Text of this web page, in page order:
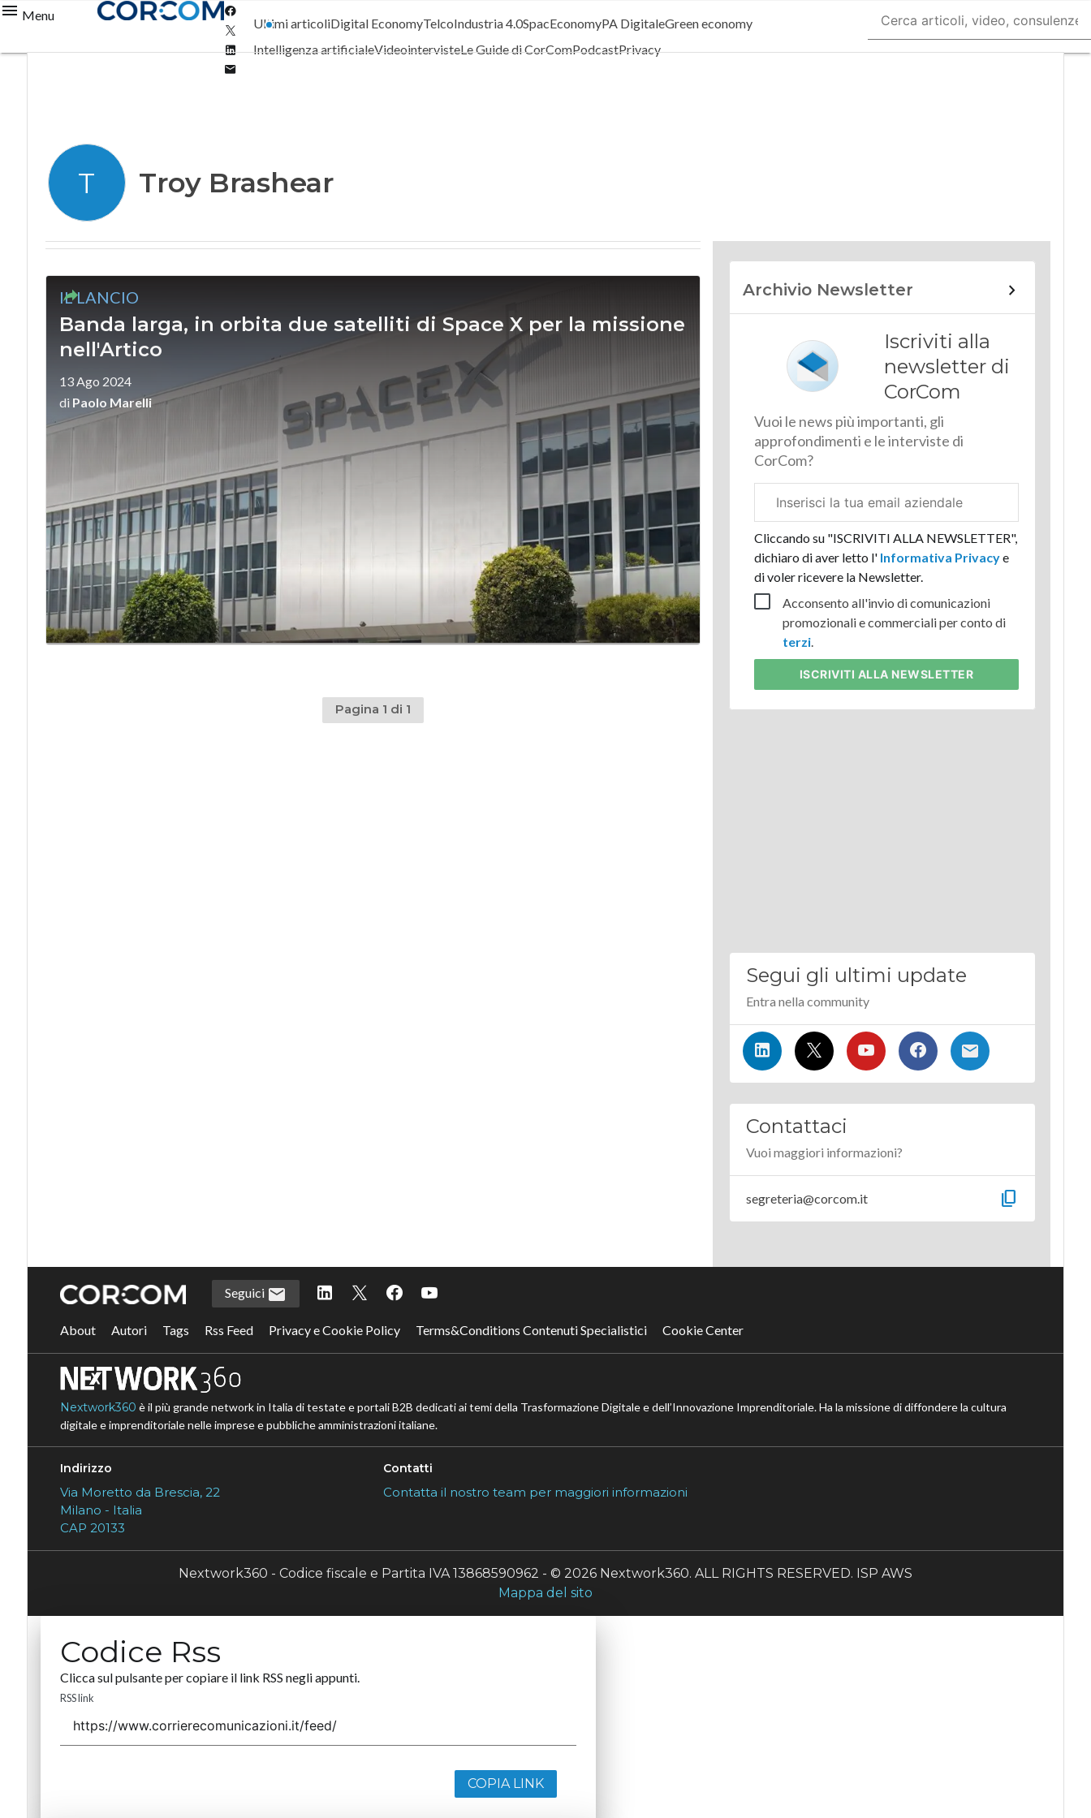
Menu
Twitter
Linkedin
Ultimi articoliDigital EconomyTelcoIndustria 4.0SpacEconomyPA DigitaleGreen economy
Intelligenza artificialeVideointervisteLe Guide di CorComPodcastPrivacy
T Troy Brashear
IL LANCIO
Banda larga, in orbita due satelliti di Space X per la missione
nell'Artico
13 Ago 2024
di Paolo Marelli
Pagina 1 di 1
Archivio Newsletter
Iscriviti alla
newsletter di
CorCom
Vuoi le news più importanti, gli
approfondimenti e le interviste di
CorCom?
aziendale
Cliccando su "ISCRIVITI ALLA NEWSLETTER",
dichiaro di aver letto l'Informativa Privacye
di voler ricevere la Newsletter.
Acconsento all'invio di comunicazioni
promozionali e commerciali per conto di
terzi.
ISCRIVITI ALLA NEWSLETTER
Segui gli ultimi update
Entra nella community
Contattaci
Vuoi maggiori informazioni?
segreteria@corcom.it content_copy
Seguici
About Autori Tags Rss Feed Privacy e Cookie Policy Terms&Conditions Contenuti Specialistici Cookie Center
Nextwork360 è il più grande network in Italia di testate e portali B2B dedicati ai temi della Trasformazione Digitale e dell’Innovazione Imprenditoriale. Ha la missione di diffondere la cultura
digitale e imprenditoriale nelle imprese e pubbliche amministrazioni italiane.
Indirizzo
Via Moretto da Brescia, 22
Milano - Italia
CAP 20133
Contatti
Contatta il nostro team per maggiori informazioni
Nextwork360 - Codice fiscale e Partita IVA 13868590962 - © 2026 Nextwork360. ALL RIGHTS RESERVED. ISP AWS
Mappa del sito
Codice Rss
Clicca sul pulsante per copiare il link RSS negli appunti.
RSS link
COPIA LINK